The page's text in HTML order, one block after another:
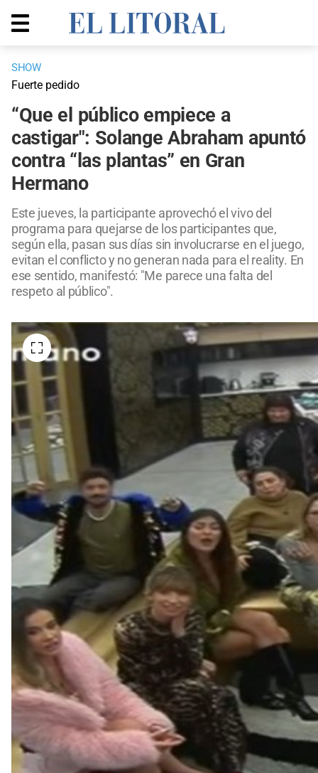
SHOW
Fuerte pedido
“Que el público empiece a
castigar": Solange Abraham apuntó
contra “las plantas” en Gran
Hermano
Este jueves, la participante aprovechó el vivo del
programa para quejarse de los participantes que,
según ella, pasan sus días sin involucrarse en el juego,
evitan el conflicto y no generan nada para el reality. En
ese sentido, manifestó: "Me parece una falta del
respeto al público".